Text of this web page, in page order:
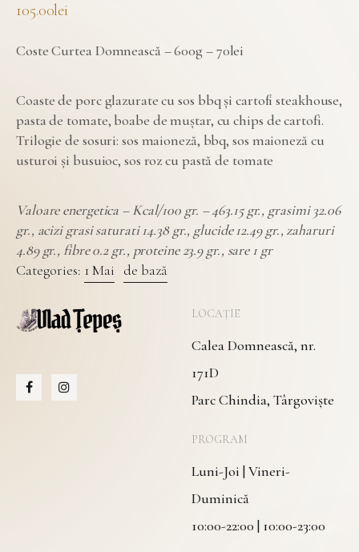
105.00lei
Coste Curtea Domnească – 600g – 70lei
Coaste de porc glazurate cu sos bbq și cartofi steakhouse,
pasta de tomate, boabe de muștar, cu chips de cartofi.
Trilogie de sosuri: sos maioneză, bbq, sos maioneză cu
usturoi și busuioc, sos roz cu pastă de tomate
Valoare energetica – Kcal/100 gr. – 463.15 gr., grasimi 32.06
gr., acizi grasi saturati 14.38 gr., glucide 12.49 gr., zaharuri
4.89 gr., fibre 0.2 gr., proteine 23.9 gr., sare 1 gr
Categories: 1 Mai de bază
LOCAȚIE
Calea Domnească, nr.
171D
Parc Chindia, Târgoviște
PROGRAM
Luni-Joi | Vineri-
Duminică
10:00-22:00 | 10:00-23:00